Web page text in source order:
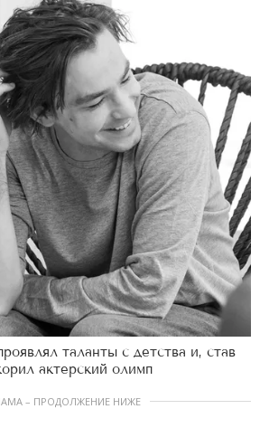
таланты с детства и, став
актерский олимп
– ПРОДОЛЖЕНИЕ НИЖЕ